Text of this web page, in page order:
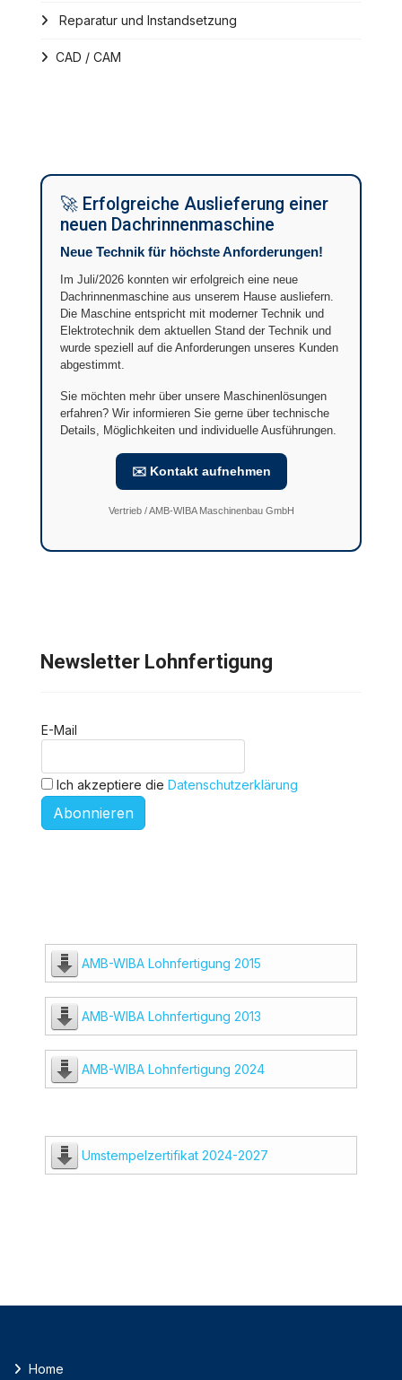
Reparatur und Instandsetzung
CAD / CAM
🚀 Erfolgreiche Auslieferung einer
neuen Dachrinnenmaschine
Neue Technik für höchste Anforderungen!
Im Juli/2026 konnten wir erfolgreich eine neue
Dachrinnenmaschine aus unserem Hause ausliefern.
Die Maschine entspricht mit moderner Technik und
Elektrotechnik dem aktuellen Stand der Technik und
wurde speziell auf die Anforderungen unseres Kunden
abgestimmt.
Sie möchten mehr über unsere Maschinenlösungen
erfahren? Wir informieren Sie gerne über technische
Details, Möglichkeiten und individuelle Ausführungen.
✉️ Kontakt aufnehmen
Vertrieb / AMB-WIBA Maschinenbau GmbH
Newsletter Lohnfertigung
E-Mail
Ich akzeptiere die Datenschutzerklärung
Abonnieren
AMB-WIBA Lohnfertigung 2015
AMB-WIBA Lohnfertigung 2013
AMB-WIBA Lohnfertigung 2024
Umstempelzertifikat 2024-2027
Home